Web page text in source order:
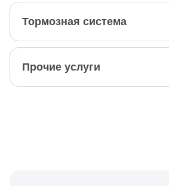
Тормозная система
Прочие услуги